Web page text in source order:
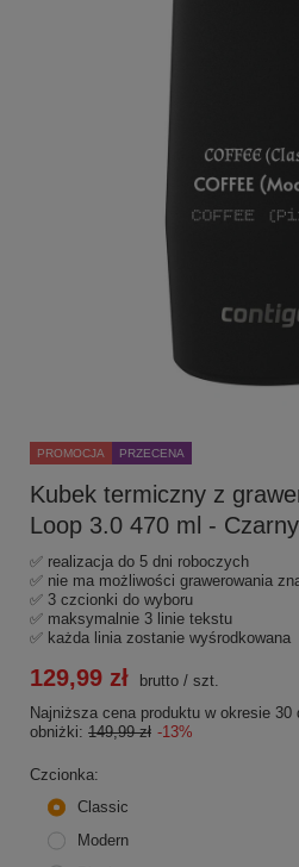
PROMOCJA PRZECENA
Kubek termiczny z
Loop 3.0 470 ml - Czarny
✅ realizacja do 5 dni roboczych
✅ nie ma możliwości grawerowania
✅ 3 czcionki do wyboru
✅ maksymalnie 3 linie tekstu
✅ każda linia zostanie wyśrodkowana
Czcionka
Classic
Modern
129,99 zł brutto / szt.
Najniższa cena produktu w okresie 30
obniżki: 149,99 zł -13%